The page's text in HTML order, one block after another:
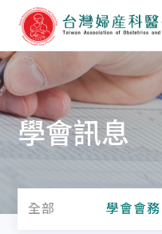
學會訊息
全部 學會會務